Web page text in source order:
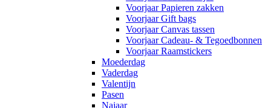
Voorjaar Papieren zakken
Voorjaar Gift bags
Voorjaar Canvas tassen
Voorjaar Cadeau- & Tegoedbonnen
Voorjaar Raamstickers
Moederdag
Vaderdag
Valentijn
Pasen
Najaar